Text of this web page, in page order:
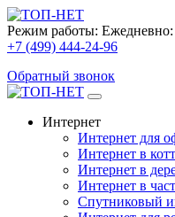
Режим работы: Ежедневно:
+7 (499) 444-24-96
Обратный звонок
Интернет
Интернет для
Интернет в
Интернет в
Интернет в
Спутниковый